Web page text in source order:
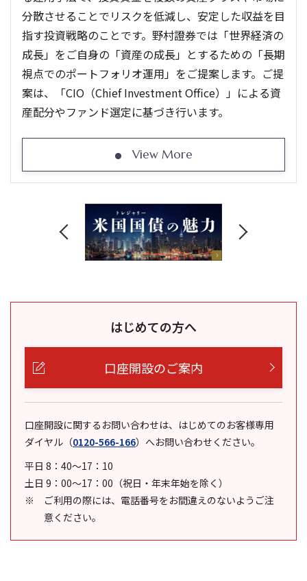
分散させることでリスクを低減し、安定した収益を目
指す投資戦略のことです。野村證券では「世界経済の
成長」をご自身の「資産の成長」とするための「長期
視点でのポートフォリオ運用」をご提案します。ご提
案は、「CIO（Chief Investment Office）」による資
産配分やファンド選定に基づき行います。
View More
はじめての方へ
口座開設のご案内
口座開設に関するお問い合わせは、はじめてのお客様専用
ダイヤル （0120-566-166） へお問い合わせください。
平日 8：40～17：10
土日 9：00～17：00（祝日・年末年始を除く）
ご利用の際には、電話番号をお間違えのないようご注
意ください。